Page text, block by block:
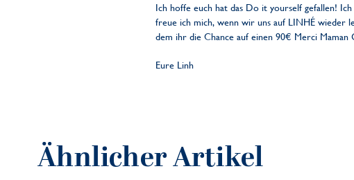
Ich hoffe euch hat das Do it yourself gefallen!
freue ich mich, wenn wir uns auf LINHÉ wieder
dem ihr die Chance auf einen 90€ Merci Maman
Eure Linh
Ähnlicher Artikel